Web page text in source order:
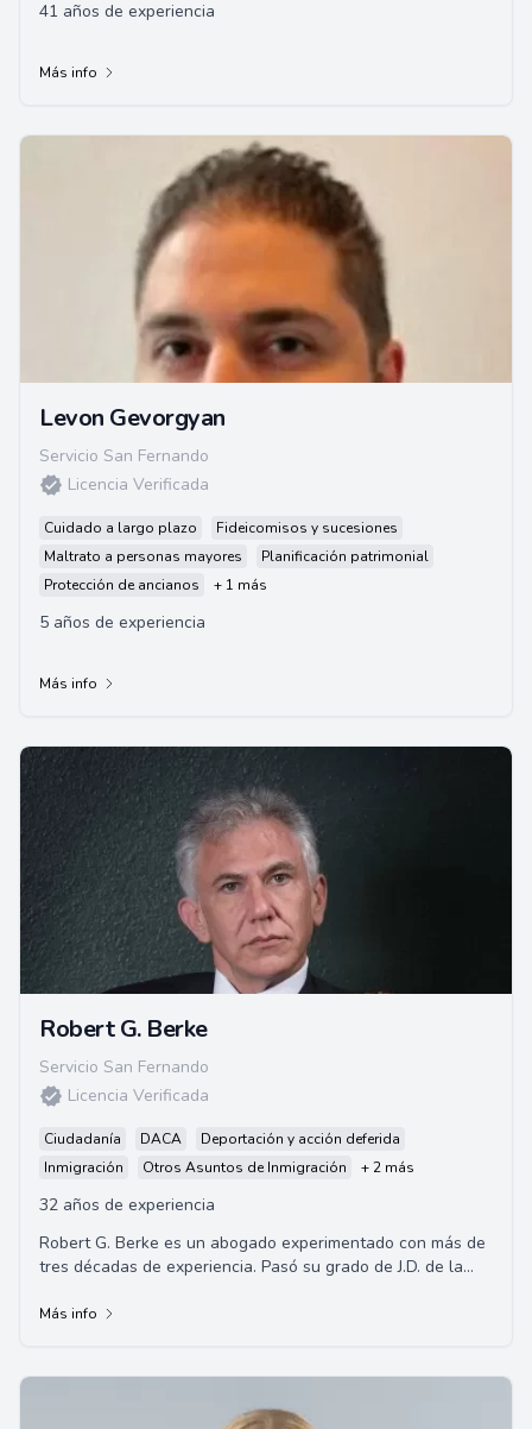
41 años de experiencia
Más info
Levon Gevorgyan
Servicio San Fernando
Licencia Verificada
Cuidado a largo plazo
Fideicomisos y sucesiones
Maltrato a personas mayores
Planificación patrimonial
Protección de ancianos
+ 1 más
5 años de experiencia
Más info
Robert G. Berke
Servicio San Fernando
Licencia Verificada
Ciudadanía DACA
Deportación y acción deferida
Inmigración
Otros Asuntos de Inmigración + 2 más
32 años de experiencia
Robert G. Berke es un abogado experimentado con más de
tres décadas de experiencia. Pasó su grado de J.D. de la
Más info